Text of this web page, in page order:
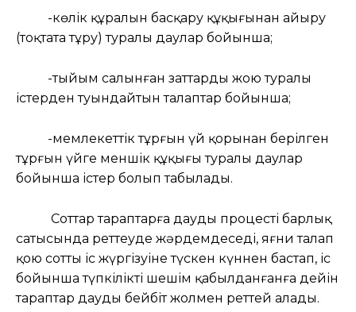
-көлік құралын басқару құқығынан айыру
(тоқтата тұру) туралы даулар бойынша;
-тыйым салынған заттарды жою туралы
істерден туындайтын талаптар бойынша;
-мемлекеттік тұрғын үй қорынан берілген
тұрғын үйге меншік құқығы туралы даулар
бойынша істер болып табылады.
Соттар тараптарға дауды процестің барлық
сатысында реттеуде жәрдемдеседі, яғни талап
қою соттың іс жүргізуіне түскен күннен бастап, іс
бойынша түпкілікті шешім қабылданғанға дейін
тараптар дауды бейбіт жолмен реттей алады.